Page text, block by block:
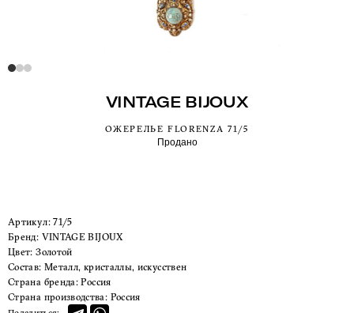
VINTAGE BIJOUX
ОЖЕРЕЛЬЕ FLORENZA 71/5
Продано
Артикул:71/5
Бренд:
VINTAGE BIJOUX
Цвет:
Золотой
Состав: Металл, кристаллы, искусствен
Страна бренда: Россия
Страна производства: Россия